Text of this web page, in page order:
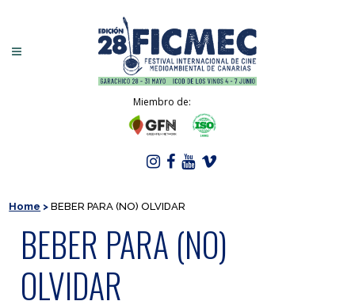
Miembro de:
Home >BEBER PARA (NO) OLVIDAR
BEBER PARA (NO)
OLVIDAR